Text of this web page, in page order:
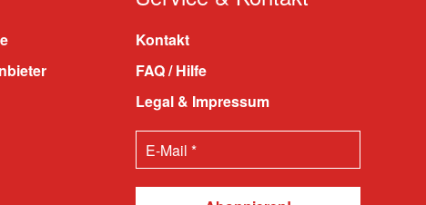
Kontakt
FAQ / Hilfe
Legal & Impressum